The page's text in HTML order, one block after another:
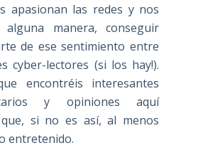
apasionan las redes y nos
manera, conseguir
de ese sentimiento entre
cyber-lectores (si los hay!).
encontréis interesantes
y opiniones aquí
si no es así, al menos
entretenido.